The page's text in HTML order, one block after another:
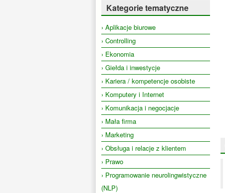
Kategorie tematyczne
› Aplikacje biurowe
› Controlling
› Ekonomia
› Giełda i inwestycje
› Kariera / kompetencje osobiste
› Komputery i Internet
› Komunikacja i negocjacje
› Mała firma
› Marketing
› Obsługa i relacje z klientem
› Prawo
› Programowanie neurolingwistyczne
(NLP)